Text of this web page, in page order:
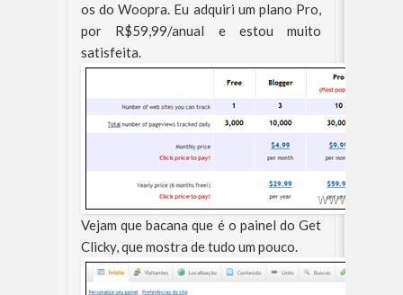
os do Woopra. Eu adquiri um plano Pro,
por R$59,99/anual e estou muito
satisfeita.
Vejam que bacana que é o painel do Get
Clicky, que mostra de tudo um pouco.